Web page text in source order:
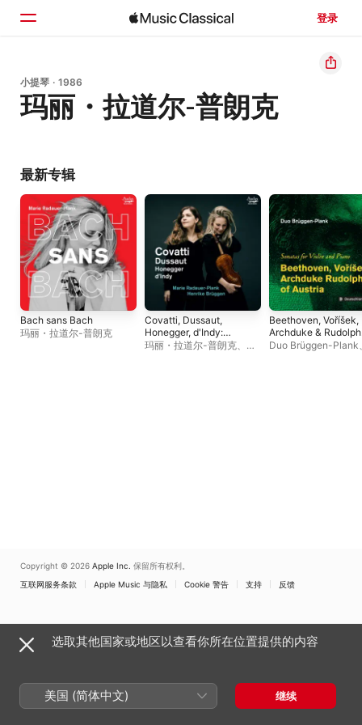
登录
主页
浏览
小提琴 · 1986
玛丽・拉道尔-普朗克
最新专辑
Bach sans Bach
玛丽・拉道尔-普朗克
Covatti, Dussaut,
Honegger, d'Indy:
Sonatas for Violin and
玛丽・拉道尔-普朗克、
Beethoven, Voříšek,
Archduke & Rudolph
of Austria: Sonatas
Duo Brüggen-Plank
Copyright © 2026 Apple Inc. 保留所有权利。
互联网服务条款
Apple Music 与隐私 Cookie 警告 支持 反馈
选取其他国家或地区以查看你所在位置提供的内容
美国 (简体中文) 继续